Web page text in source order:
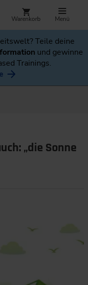
Warenkorb Menü
Teile deine
und gewinne
Trainings.
„die Sonne